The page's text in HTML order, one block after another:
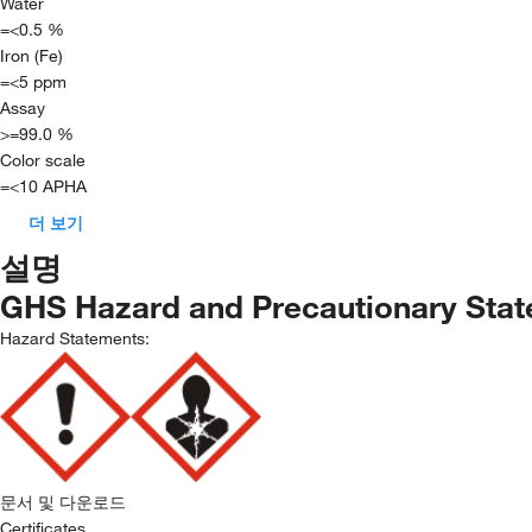
=<0.5 %
Iron (Fe)
=<5 ppm
Assay
>=99.0 %
Color scale
=<10 APHA
더 보기
설명
GHS Hazard and Precautionary
Hazard Statements:
문서 및 다운로드
Certificates